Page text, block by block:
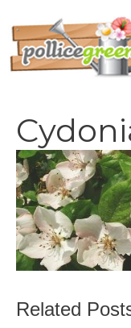
contenuto
Related